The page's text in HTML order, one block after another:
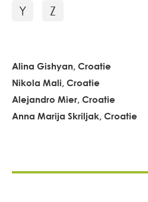
Y
Z
Alina Gishyan, Croatie
Nikola Mali, Croatie
Alejandro Mier, Croatie
Anna Marija Skriljak, Croatie